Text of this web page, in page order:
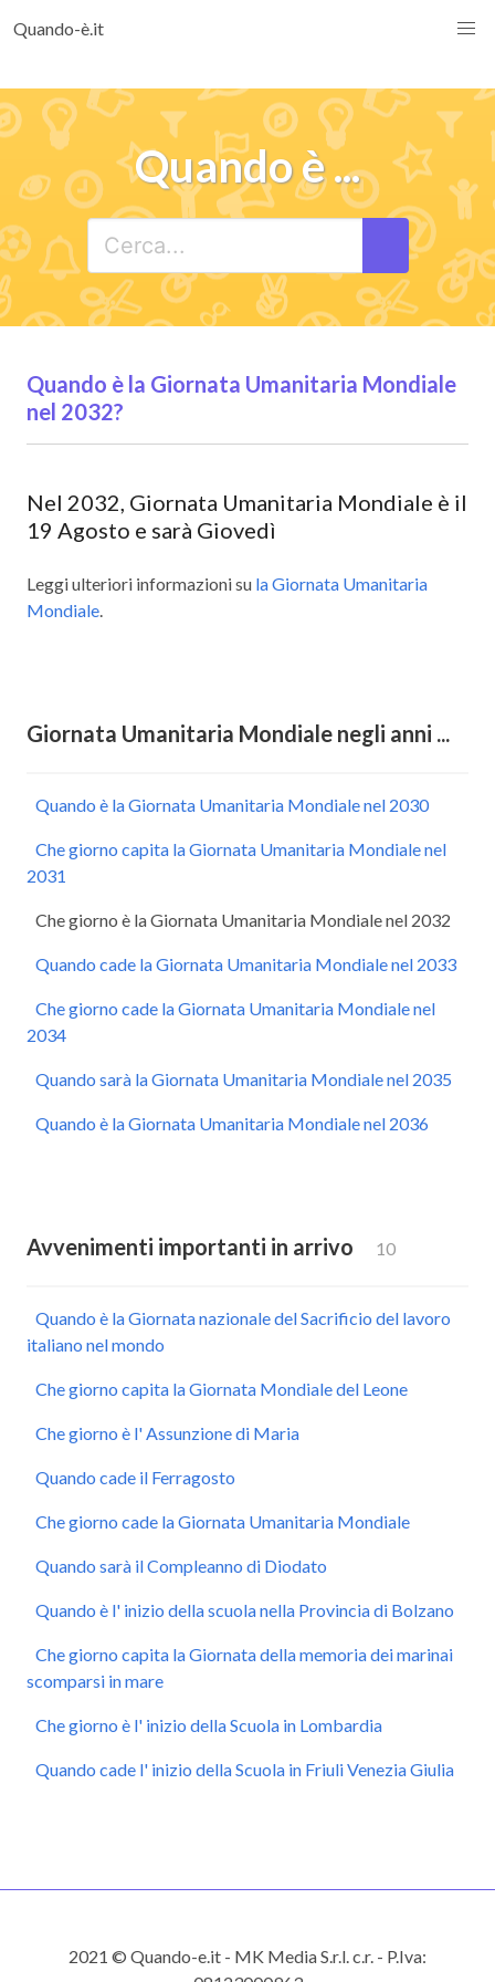
Quando-è.it
Quando è ...
Quando è la Giornata Umanitaria Mondiale
nel 2032?
Nel 2032, Giornata Umanitaria Mondiale è il
19 Agosto e sarà Giovedì
Leggi ulteriori informazioni su la Giornata Umanitaria
Mondiale.
Giornata Umanitaria Mondiale negli anni ...
Quando è la Giornata Umanitaria Mondiale nel 2030
Che giorno capita la Giornata Umanitaria Mondiale nel
2031
Che giorno è la Giornata Umanitaria Mondiale nel 2032
Quando cade la Giornata Umanitaria Mondiale nel 2033
Che giorno cade la Giornata Umanitaria Mondiale nel
2034
Quando sarà la Giornata Umanitaria Mondiale nel 2035
Quando è la Giornata Umanitaria Mondiale nel 2036
Avvenimenti importanti in arrivo 10
Quando è la Giornata nazionale del Sacrificio del lavoro
italiano nel mondo
Che giorno capita la Giornata Mondiale del Leone
Che giorno è l' Assunzione di Maria
Quando cade il Ferragosto
Che giorno cade la Giornata Umanitaria Mondiale
Quando sarà il Compleanno di Diodato
Quando è l' inizio della scuola nella Provincia di Bolzano
Che giorno capita la Giornata della memoria dei marinai
scomparsi in mare
Che giorno è l' inizio della Scuola in Lombardia
Quando cade l' inizio della Scuola in Friuli Venezia Giulia
2021 © Quando-e.it - MK Media S.r.l. c.r. - P.Iva: